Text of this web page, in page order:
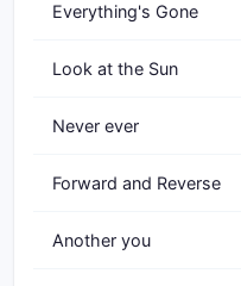
Everything's Gone
Look at the Sun
Never ever
Forward and Reverse
Another you